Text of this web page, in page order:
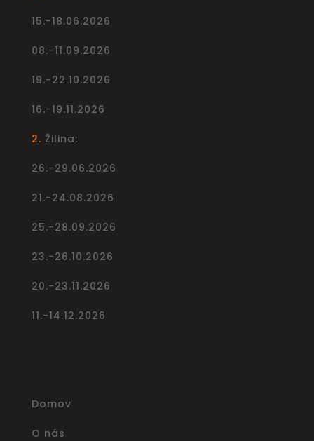
15.-18.06.2026
08.-11.09.2026
19.-22.10.2026
16.-19.11.2026
2. Žilina:
26.-29.06.2026
21.-24.08.2026
25.-28.09.2026
23.-26.10.2026
20.-23.11.2026
11.-14.12.2026
Domov
O nás